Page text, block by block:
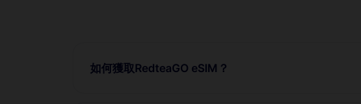
如何獲取RedteaGO eSIM？